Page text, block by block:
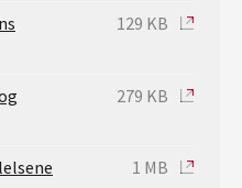
129 KB
279 KB
1 MB